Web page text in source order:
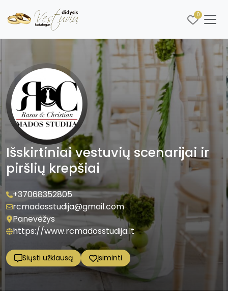
0
Išskirtiniai vestuvių scenarijai ir
piršlių krepšiai
+37068352805
rcmadosstudija@gmail.com
Panevėžys
https://www.rcmadosstudija.lt
Siųsti užklausą Įsiminti